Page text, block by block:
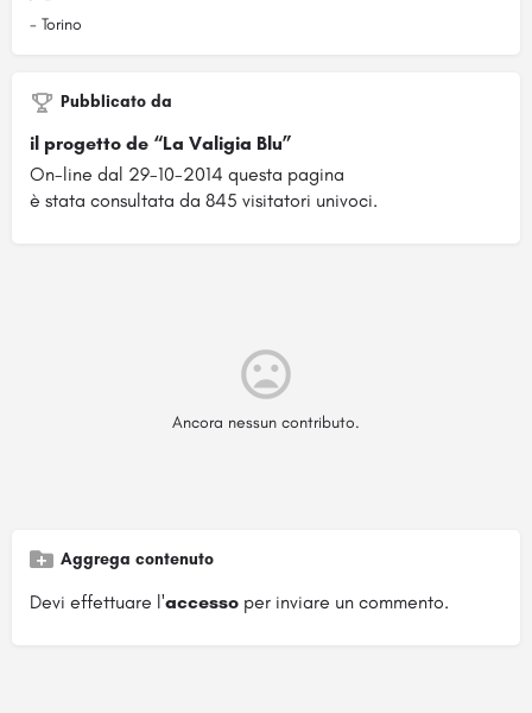
- Torino
Pubblicato da
il progetto de “La Valigia Blu”
On-line dal 29-10-2014 questa pagina
è stata consultata da 845 visitatori univoci.
Ancora nessun contributo.
Aggrega contenuto
Devi effettuare l'accesso per inviare un commento.